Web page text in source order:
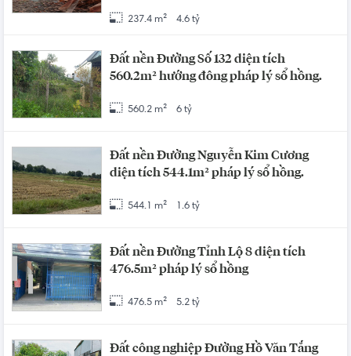
237.4 m² 4.6 tỷ
Đất nền Đường Số 132 diện tích
560.2m² hướng đông pháp lý sổ hồng.
560.2 m² 6 tỷ
Đất nền Đường Nguyễn Kim Cương
diện tích 544.1m² pháp lý sổ hồng.
544.1 m² 1.6 tỷ
Đất nền Đường Tỉnh Lộ 8 diện tích
476.5m² pháp lý sổ hồng
476.5 m² 5.2 tỷ
Đất công nghiệp Đường Hồ Văn Tắng